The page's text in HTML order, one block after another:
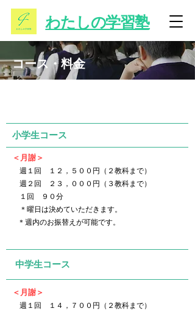
わたしの学習塾
コース・料金
小学生コース
＜月謝＞
週１回 １２，５００円（２教科まで）
週２回 ２３，０００円（ ３教科まで）
１回 ９０分
＊曜日は決めていただきます。 ​
＊ 週内のお振替えが可能です。
中学生コース
＜月謝＞
週１回 １４，７００円（２教科まで）